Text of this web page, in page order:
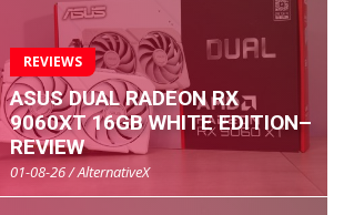
REVIEWS
ASUS DUAL RADEON RX
9060XT 16GB WHITE EDITION–
REVIEW
01-08-26 / AlternativeX